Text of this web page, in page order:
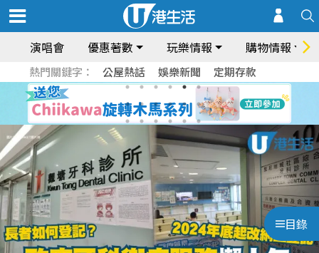
演唱會 優惠著數 玩樂情報 購物情報
熱門關鍵字： 公屋熱話 娛樂新聞 定期存款
目錄